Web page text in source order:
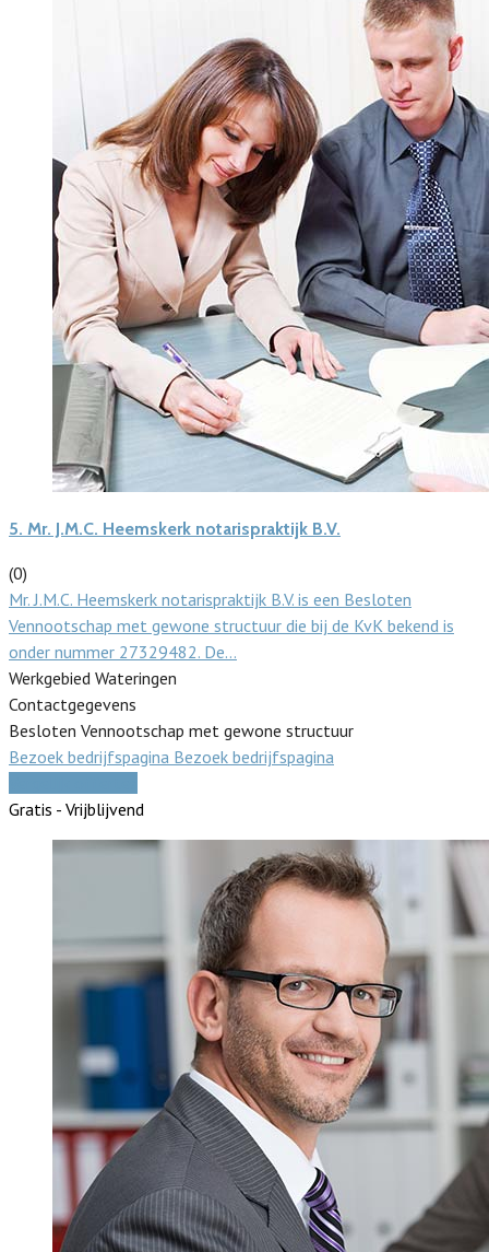
5. Mr. J.M.C. Heemskerk notarispraktijk B.V.
(0)
Mr. J.M.C. Heemskerk notarispraktijk B.V. is een Besloten
Vennootschap met gewone structuur die bij de KvK bekend is
onder nummer 27329482. De…
Werkgebied Wateringen
Contactgegevens
Besloten Vennootschap met gewone structuur
Bezoek bedrijfspagina Bezoek bedrijfspagina
Gratis - Vrijblijvend